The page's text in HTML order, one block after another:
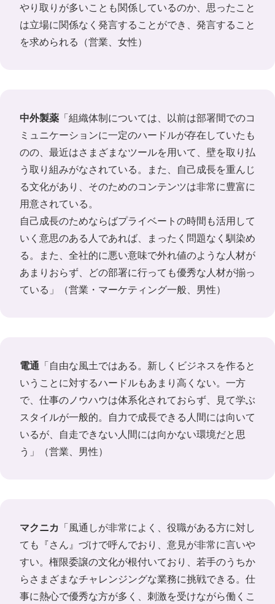
やり取りが多いことも関係しているのか、思ったこと
は立場に関係なく発言することができ、発言すること
を求められる（営業、女性）
中外製薬 「組織体制については、以前は部署間でのコ
ミュニケーションに一定のハードルが存在していたも
のの、最近はさまざまなツールを用いて、壁を取り払
う取り組みがなされている。また、自己成長を重んじ
る文化があり、そのためのコンテンツは非常に豊富に
用意されている。
自己成長のためならばプライベートの時間も活用して
いく意思のある人であれば、まったく問題なく馴染め
る。また、全社的に悪い意味で外れ値のような人材が
あまりおらず、どの部署に行っても優秀な人材が揃っ
ている」（営業・マーケティング一般、男性）
電通 「自由な風土ではある。新しくビジネスを作ると
いうことに対するハードルもあまり高くない。一方
で、仕事のノウハウは体系化されておらず、見て学ぶ
スタイルが一般的。自力で成長できる人間には向いて
いるが、自走できない人間には向かない環境だと思
う」（営業、男性）
マクニカ 「風通しが非常によく、役職がある方に対し
ても『さん』づけで呼んでおり、意見が非常に言いや
すい。権限委譲の文化が根付いており、若手のうちか
らさまざまなチャレンジングな業務に挑戦できる。仕
事に熱心で優秀な方が多く、刺激を受けながら働くこ